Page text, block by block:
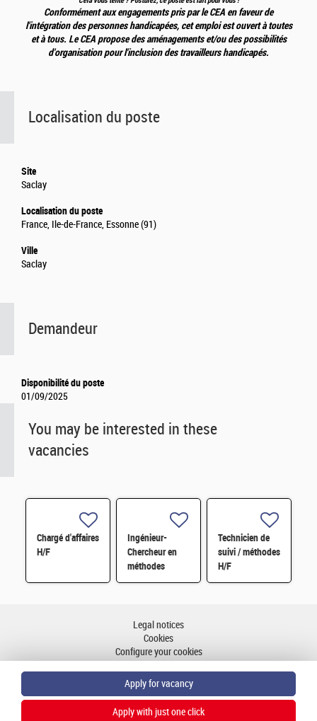
Conformément aux engagements pris par le CEA en faveur de
l'intégration des personnes handicapées, cet emploi est ouvert à toutes
et à tous. Le CEA propose des aménagements et/ou des possibilités
d'organisation pour l'inclusion des travailleurs handicapés.
Localisation du poste
Site
Saclay
Localisation du poste
France, Ile-de-France, Essonne (91)
Ville
Saclay
Demandeur
Disponibilité du poste
01/09/2025
You may be interested in these
vacancies
Chargé d'affaires
H/F
Ingénieur-
Chercheur en
méthodes
formelles pour
Saclay F/H
Technicien de
suivi / méthodes
H/F
Legal notices
Cookies
Configure your cookies
Sitemap
Go to top